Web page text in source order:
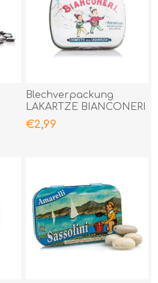
Blechverpackung
LAKARTZE BIANCONERI
20 GR
€2,99